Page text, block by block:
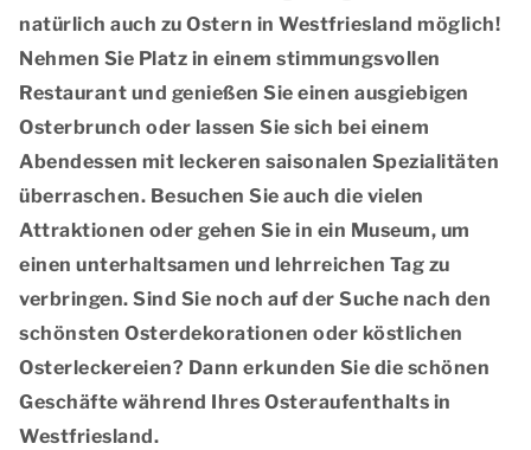
natürlich auch zu Ostern in Westfriesland möglich!
Nehmen Sie Platz in einem stimmungsvollen
Restaurant und genießen Sie einen ausgiebigen
Osterbrunch oder lassen Sie sich bei einem
Abendessen mit leckeren saisonalen Spezialitäten
überraschen. Besuchen Sie auch die vielen
Attraktionen oder gehen Sie in ein Museum, um
einen unterhaltsamen und lehrreichen Tag zu
verbringen. Sind Sie noch auf der Suche nach den
schönsten Osterdekorationen oder köstlichen
Osterleckereien? Dann erkunden Sie die schönen
Geschäfte während Ihres Osteraufenthalts in
Westfriesland.